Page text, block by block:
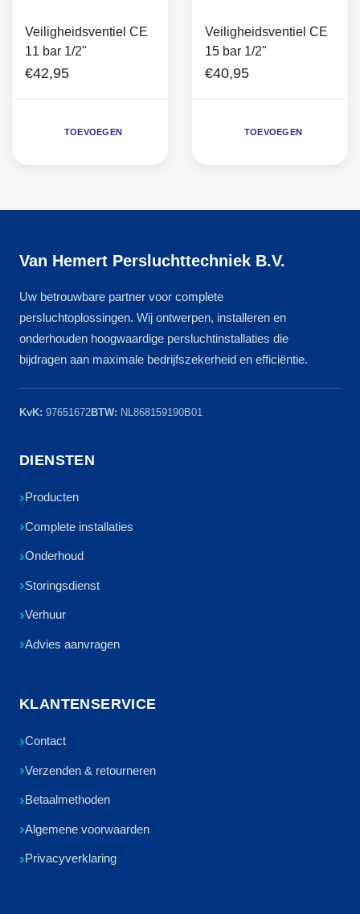
Veiligheidsventiel CE
11 bar 1/2"
€42,95
TOEVOEGEN
Veiligheidsventiel CE
15 bar 1/2"
€40,95
TOEVOEGEN
Van Hemert Persluchttechniek B.V.
Uw betrouwbare partner voor complete
persluchtoplossingen. Wij ontwerpen, installeren en
onderhouden hoogwaardige persluchtinstallaties die
bijdragen aan maximale bedrijfszekerheid en efficiëntie.
KvK: 97651672BTW: NL868159190B01
DIENSTEN
Producten
Complete installaties
Onderhoud
Storingsdienst
Verhuur
Advies aanvragen
KLANTENSERVICE
Contact
Verzenden & retourneren
Betaalmethoden
Algemene voorwaarden
Privacyverklaring